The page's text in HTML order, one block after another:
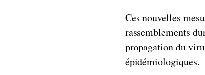
Ces nouvelles
rassemblements
propagation du
épidémiologiques.